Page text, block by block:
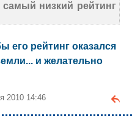
низкий рейтинг
его рейтинг оказался
и желательно
2010 14:46